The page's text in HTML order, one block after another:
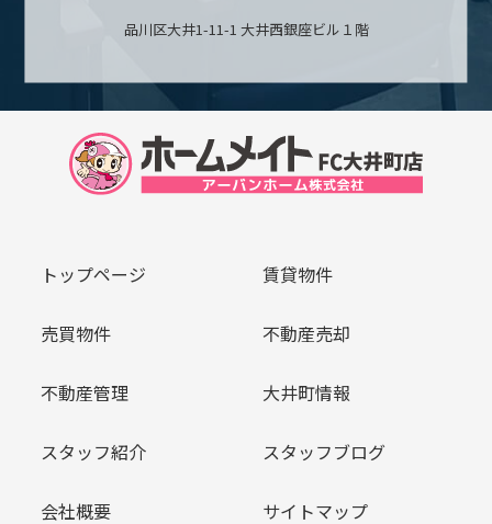
品川区大井1-11-1 大井西銀座ビル１階
トップページ 賃貸物件
売買物件 不動産売却
不動産管理 大井町情報
スタッフ紹介 スタッフブログ
会社概要 サイトマップ